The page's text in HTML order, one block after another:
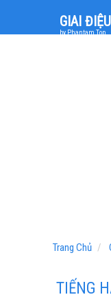
GIAI
by Phantam Top
Trang Chủ
TIẾNG